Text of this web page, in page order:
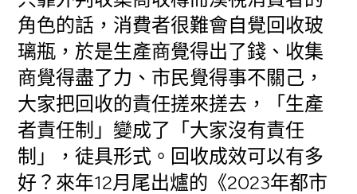
角色的話，消費者很難會自覺回收玻
璃瓶，於是生產商覺得出了錢、收集
商覺得盡了力、市民覺得事不關己，
大家把回收的責任搓來搓去，「生產
者責任制」變成了「大家沒有責任
制」，徒具形式。回收成效可以有多
好？來年12月尾出爐的《2023年都市